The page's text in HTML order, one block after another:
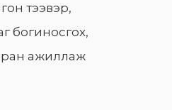
тээвэр,
богиносгох,
ажиллаж